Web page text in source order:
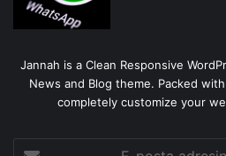
Jannah is a Clean Responsive
News and Blog theme. Packed
completely customize your